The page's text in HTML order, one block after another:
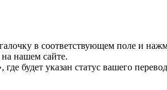
в соответствующем поле и
нашем сайте.
будет указан статус вашего